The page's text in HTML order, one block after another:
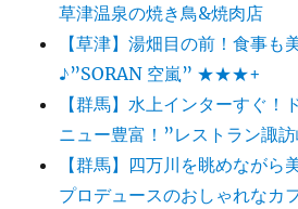
“松
川
パ
商
店”
★★★+に
草津温泉の焼き鳥&焼肉店
【草津】湯畑目の前！食事も
♪”SORAN 空嵐” ★★★+
【群馬】水上インターすぐ！
ニュー豊富！”レストラン
【群馬】四万川を眺めながら
プロデュースのおしゃれなカ